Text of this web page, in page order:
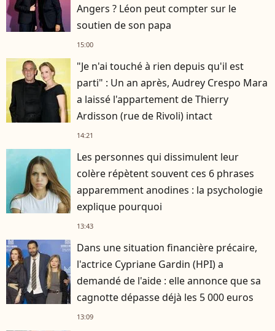
Angers ? Léon peut compter sur le
soutien de son papa
15:00
"Je n'ai touché à rien depuis qu'il est
parti" : Un an après, Audrey Crespo Mara
a laissé l'appartement de Thierry
Ardisson (rue de Rivoli) intact
14:21
Les personnes qui dissimulent leur
colère répètent souvent ces 6 phrases
apparemment anodines : la psychologie
explique pourquoi
13:43
Dans une situation financière précaire,
l'actrice Cypriane Gardin (HPI) a
demandé de l'aide : elle annonce que sa
cagnotte dépasse déjà les 5 000 euros
13:09